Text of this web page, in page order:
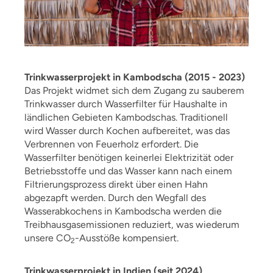
Trinkwasserprojekt in Kambodscha (2015 - 2023)
Das Projekt widmet sich dem Zugang zu sauberem
Trinkwasser durch Wasserfilter für Haushalte in
ländlichen Gebieten Kambodschas. Traditionell
wird Wasser durch Kochen aufbereitet, was das
Verbrennen von Feuerholz erfordert. Die
Wasserfilter benötigen keinerlei Elektrizität oder
Betriebsstoffe und das Wasser kann nach einem
Filtrierungsprozess direkt über einen Hahn
abgezapft werden. Durch den Wegfall des
Wasserabkochens in Kambodscha werden die
Treibhausgasemissionen reduziert, was wiederum
unsere CO2-Ausstöße kompensiert.